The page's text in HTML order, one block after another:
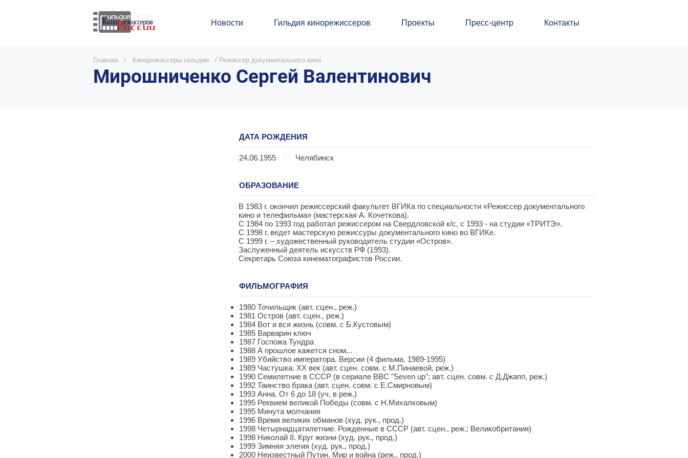
Новости Гильдия кинорежиссеров Проекты Пресс-центр Контакты
Главная / Кинорежиссеры гильдии / Режиссер документального кино
Мирошниченко Сергей Валентинович
ДАТА РОЖДЕНИЯ
24.06.1955 / Челябинск
ОБРАЗОВАНИЕ
В 1983 г. окончил режиссерский факультет ВГИКа по специальности «Режиссер документального
кино и телефильма» (мастерская А. Кочеткова).
С 1984 по 1993 год работал режиссером на Свердловской к/с, с 1993 - на студии «ТРИТЭ».
С 1998 г. ведет мастерскую режиссуры документального кино во ВГИКе.
С 1999 г. – художественный руководитель студии «Остров».
Заслуженный деятель искусств РФ (1993).
Секретарь Союза кинематографистов России.
ФИЛЬМОГРАФИЯ
1980 Точильщик (авт. сцен., реж.)
1981 Остров (авт. сцен., реж.)
1984 Вот и вся жизнь (совм. с Б.Кустовым)
1985 Варварин ключ
1987 Госпожа Тундра
1988 А прошлое кажется сном...
1989 Убийство императора. Версии (4 фильма. 1989-1995)
1989 Частушка. ХХ век (авт. сцен. совм. с М.Пинаевой, реж.)
1990 Семилетние в СССР (в сериале BBC "Seven up"; авт. сцен. совм. с Д.Джапп, реж.)
1992 Таинство брака (авт. сцен. совм. с Е.Смирновым)
1993 Анна. От 6 до 18 (уч. в реж.)
1995 Реквием великой Победы (совм. с Н.Михалковым)
1995 Минута молчания
1996 Время великих обманов (худ. рук., прод.)
1998 Четырнадцатилетние. Рожденные в СССР (авт. сцен., реж.; Великобритания)
1998 Николай II. Круг жизни (худ. рук., прод.)
1999 Зимняя элегия (худ. рук., прод.)
2000 Неизвестный Путин. Мир и война (реж., прод.)